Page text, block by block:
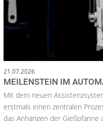
21.07.2026
MEILENSTEIN IM
Mit dem neuen
erstmals einen zentralen
das Anhängen der Gießpfanne